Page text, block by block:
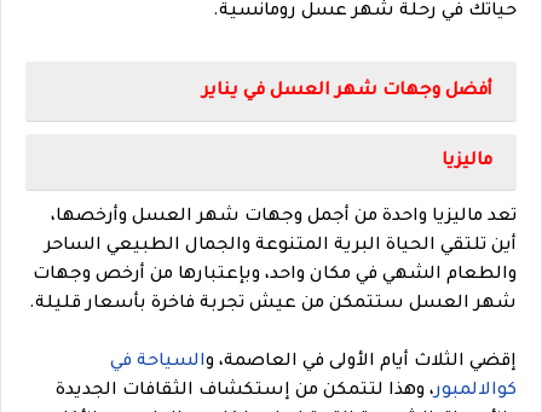
حياتك في رحلة شهر عسل رومانسية.
أفضل وجهات شهر العسل في يناير
ماليزيا
تعد ماليزيا واحدة من أجمل وجهات شهر العسل وأرخصها،
أين تلتقي الحياة البرية المتنوعة والجمال الطبيعي الساحر
والطعام الشهي في مكان واحد، وبإعتبارها من أرخص وجهات
شهر العسل ستتمكن من عيش تجربة فاخرة بأسعار قليلة.
إقضي الثلاث أيام الأولى في العاصمة، والسياحة في
كوالالمبور، وهذا لتتمكن من إستكشاف الثقافات الجديدة